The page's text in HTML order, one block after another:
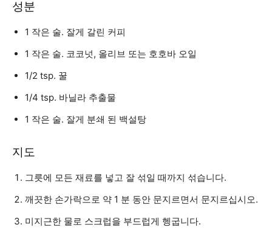
성분
1 작은 술. 잘게 갈린 커피
1 작은 술. 코코넛, 올리브 또는 호호바 오일
1/2 tsp. 꿀
1/4 tsp. 바닐라 추출물
1 작은 술. 잘게 분쇄 된 백설탕
지도
그릇에 모든 재료를 넣고 잘 섞일 때까지 섞습니다.
깨끗한 손가락으로 약 1 분 동안 문지르면서 문지르십시오.
미지근한 물로 스크럽을 부드럽게 헹굽니다.